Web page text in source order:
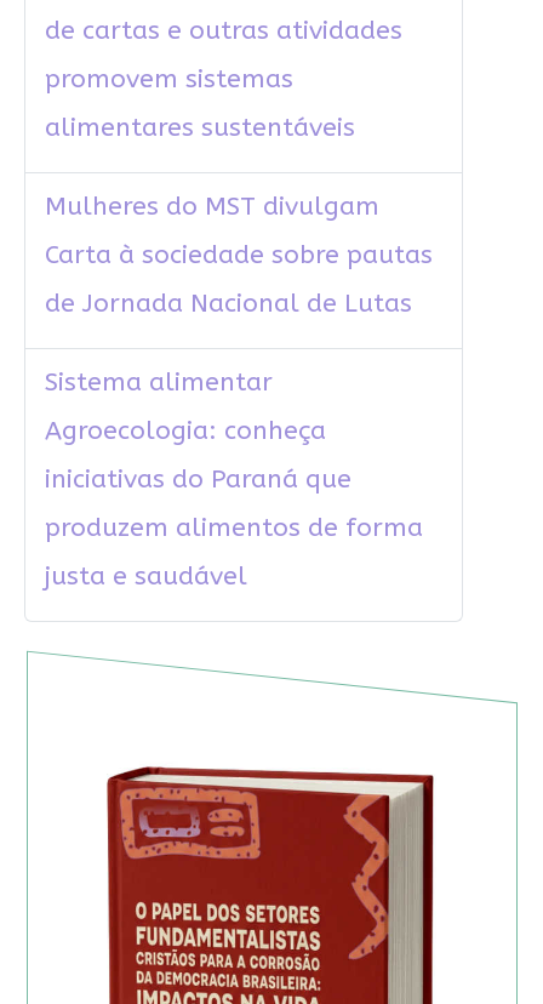
de cartas e outras atividades
promovem sistemas
alimentares sustentáveis
Mulheres do MST divulgam
Carta à sociedade sobre pautas
de Jornada Nacional de Lutas
Sistema alimentar
Agroecologia: conheça
iniciativas do Paraná que
produzem alimentos de forma
justa e saudável